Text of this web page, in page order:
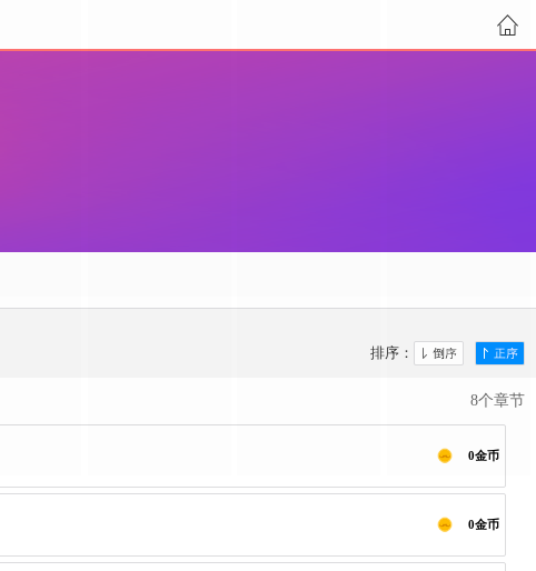
排序：
8个章节
0金币
0金币